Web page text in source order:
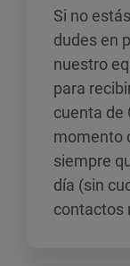
Si no
dudes en
nuestro
para
cuenta de
momento
siempre
día (sin
contactos